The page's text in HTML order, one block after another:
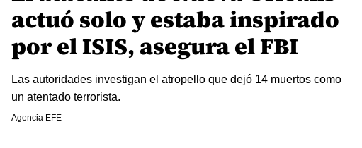
actuó solo y estaba inspirado
por el ISIS, asegura el FBI
Las autoridades investigan el atropello que dejó 14 muertos como
un atentado terrorista.
Agencia EFE